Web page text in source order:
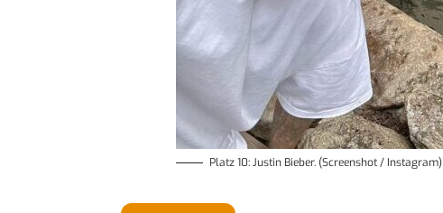
Platz 10: Justin Bieber. (Screenshot / Instagram)